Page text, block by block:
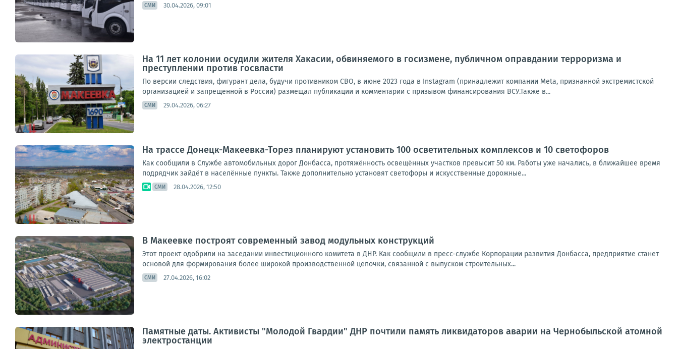
СМИ 30.04.2026, 09:01
На 11 лет колонии осудили жителя Хакасии, обвиняемого в госизмене, публичном оправдании терроризма и
преступлении против госвласти
По версии следствия, фигурант дела, будучи противником СВО, в июне 2023 года в Instagram (принадлежит компании Meta, признанной экстремистской
организацией и запрещенной в России) размещал публикации и комментарии с призывом финансирования ВСУ.Также в...
СМИ 29.04.2026, 06:27
На трассе Донецк-Макеевка-Торез планируют установить 100 осветительных комплексов и 10 светофоров
Как сообщили в Службе автомобильных дорог Донбасса, протяжённость освещённых участков превысит 50 км. Работы уже начались, в ближайшее время
подрядчик зайдёт в населённые пункты. Также дополнительно установят светофоры и искусственные дорожные...
СМИ 28.04.2026, 12:50
В Макеевке построят современный завод модульных конструкций
Этот проект одобрили на заседании инвестиционного комитета в ДНР. Как сообщили в пресс-службе Корпорации развития Донбасса, предприятие станет
основой для формирования более широкой производственной цепочки, связанной с выпуском строительных...
СМИ 27.04.2026, 16:02
Памятные даты. Активисты "Молодой Гвардии" ДНР почтили память ликвидаторов аварии на Чернобыльской атомной
электростанции